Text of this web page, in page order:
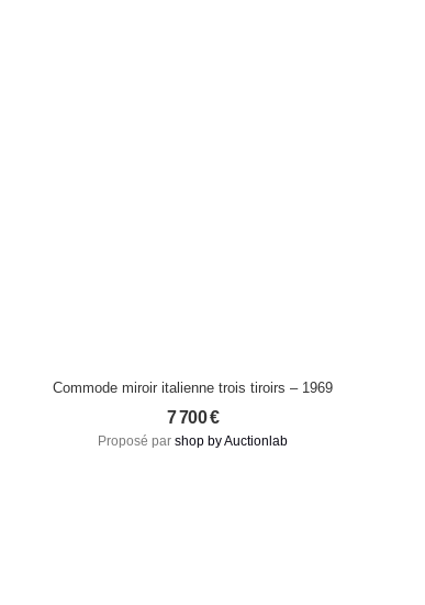
Commode miroir italienne trois tiroirs – 1969
7 700€
Proposé par shop by Auctionlab